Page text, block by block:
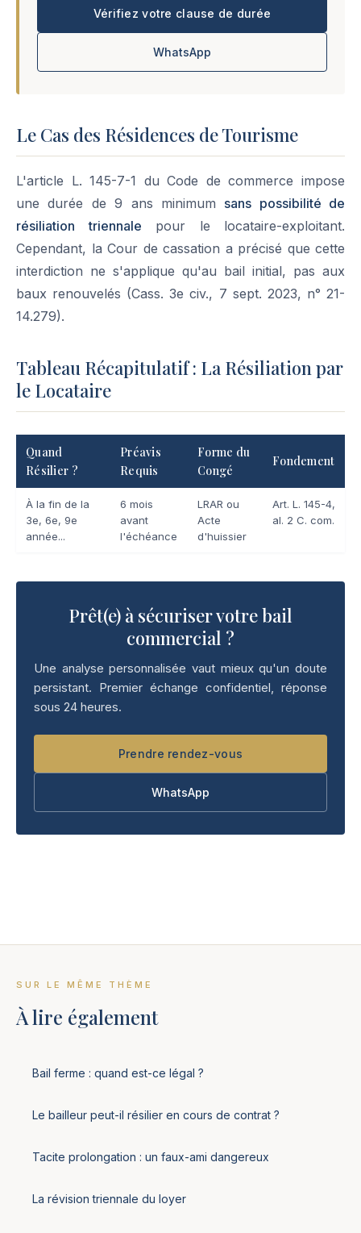
Vérifiez votre clause de durée
WhatsApp
Le Cas des Résidences de Tourisme
L'article L. 145-7-1 du Code de commerce impose
une durée de 9 ans minimum sans possibilité de
résiliation triennale pour le locataire-exploitant.
Cependant, la Cour de cassation a précisé que cette
interdiction ne s'applique qu'au bail initial, pas aux
baux renouvelés (Cass. 3e civ., 7 sept. 2023, n° 21-
14.279).
Tableau Récapitulatif : La Résiliation par
le Locataire
Quand
Résilier ?
Préavis
Requis
Forme du
Congé
Fondement
À la fin de la
3e, 6e, 9e
année...
6 mois
avant
l'échéance
LRAR ou
Acte
d'huissier
Art. L. 145-4,
al. 2 C. com.
Prêt(e) à sécuriser votre bail
commercial ?
Une analyse personnalisée vaut mieux qu'un doute
persistant. Premier échange confidentiel, réponse
sous 24 heures.
Prendre rendez-vous
WhatsApp
SUR LE MÊME THÈME
À lire également
Bail ferme : quand est-ce légal ?
Le bailleur peut-il résilier en cours de contrat ?
Tacite prolongation : un faux-ami dangereux
La révision triennale du loyer